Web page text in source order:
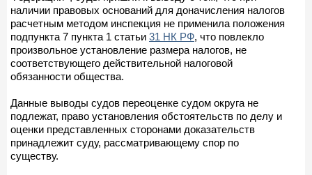
наличии правовых оснований для доначисления налогов
расчетным методом инспекция не применила положения
подпункта 7 пункта 1 статьи 31 НК РФ, что повлекло
произвольное установление размера налогов, не
соответствующего действительной налоговой
обязанности общества.
Данные выводы судов переоценке судом округа не
подлежат, право установления обстоятельств по делу и
оценки представленных сторонами доказательств
принадлежит суду, рассматривающему спор по
существу.